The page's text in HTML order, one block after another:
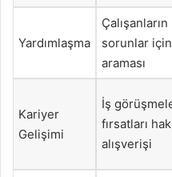
Yardımlaşma
Çalışanların
sorunlar
araması
Kariyer
Gelişimi
İş
fırsatları
alışverişi